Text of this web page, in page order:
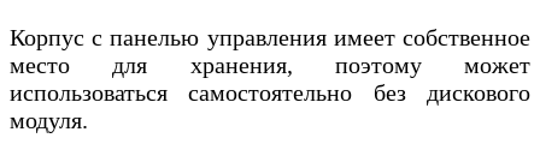
Корпус с панелью управления имеет собственное
место для хранения, поэтому может
использоваться самостоятельно без дискового
модуля.